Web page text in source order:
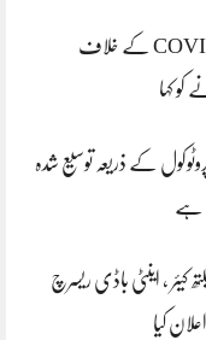
صارفین ، تاجروں نے COVID-19 کے خلاف
کو کہا
پروٹوکول کے ذریعہ توسیع شدہ
ہے
کیئر ، اینٹی باڈی ریسرچ
کیا